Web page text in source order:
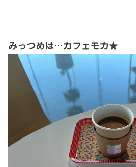
みっつめは…カフェモカ★